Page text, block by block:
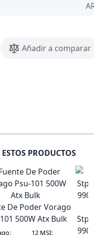
Añadir a comparar
PRODUCTOS
De Poder Vorago
500W Atx Bulk
12 MSI: